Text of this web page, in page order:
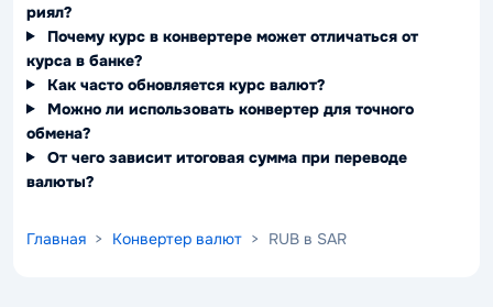
риял?
Почему курс в конвертере может отличаться от
курса в банке?
Как часто обновляется курс валют?
Можно ли использовать конвертер для точного
обмена?
От чего зависит итоговая сумма при переводе
валюты?
Главная > Конвертер валют > RUB в SAR